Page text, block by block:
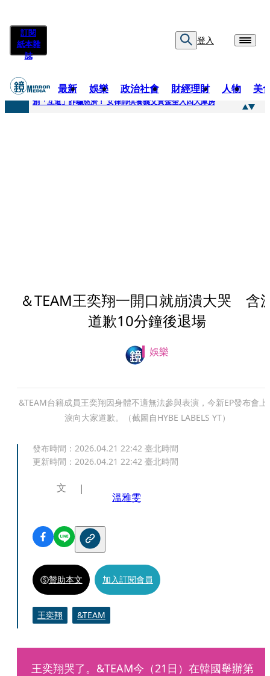
訂閱
紙本雜
誌
登入
最新 娛樂 政治社會 財經理財 人物 美
快訊
創「互道」詐騙慈濟！ 女律師供養義父黃金全入四大庫房
＆TEAM王奕翔一開口就崩潰大哭 含
道歉10分鐘後退場
娛樂
&TEAM台籍成員王奕翔因身體不適無法參與表演，今新EP發布會上
淚向大家道歉。（截圖自HYBE LABELS YT）
發布時間： 2026.04.21 22:42 臺北時間
更新時間： 2026.04.21 22:42 臺北時間
文
溫雅雯
贊助本文 加入訂閱會員
王奕翔 &TEAM
王奕翔哭了。&TEAM今（21日）在韓國舉辦第